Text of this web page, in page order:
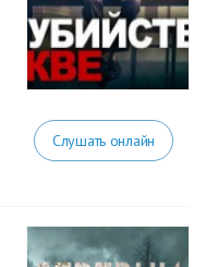
Слушать онлайн